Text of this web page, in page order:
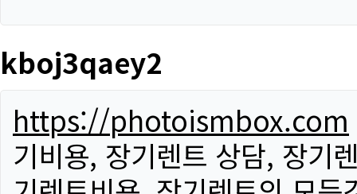
kboj3qaey2
https://photoismbox.com
기비용, 장기렌트 상담, 장기